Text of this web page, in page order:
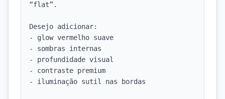
“flat”.
Desejo adicionar:
- glow vermelho suave
- sombras internas
- profundidade visual
- contraste premium
- iluminação sutil nas bordas